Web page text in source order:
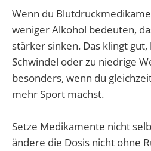
Wenn du
weniger Alkohol bedeuten,
stärker sinken. Das klingt gut,
Schwindel oder zu niedrige
besonders, wenn du
mehr Sport machst.
Setze Medikamente nicht
ändere die Dosis nicht ohne